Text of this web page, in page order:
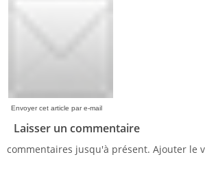
Envoyer cet article par e-mail
Laisser un commentaire
commentaires jusqu'à présent. Ajouter le